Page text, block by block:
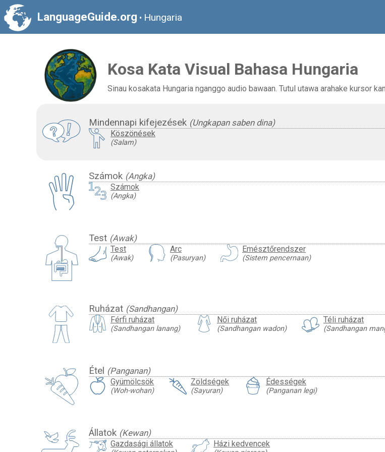
LanguageGuide.org • Hungaria
Kosa Kata Visual Bahasa Hungaria
Sinau kosakata Hungaria nganggo audio bawaan. Tutul utawa arahake kursor
Mindennapi kifejezések (Ungkapan saben dina)
Köszönések
(Salam)
Számok (Angka)
Számok
(Angka)
Test (Awak)
Test
(Awak)
Arc
(Pasuryan)
Emésztőrendszer
(Sistem pencernaan)
Ruházat (Sandhangan)
Férfi ruházat
(Sandhangan lanang)
Női ruházat
(Sandhangan wadon)
Téli ruházat
(Sandhangan
Étel (Panganan)
Gyümölcsök
(Woh-wohan)
Zöldségek
(Sayuran)
Édességek
(Panganan legi)
Állatok (Kewan)
Gazdasági állatok Házi kedvencek